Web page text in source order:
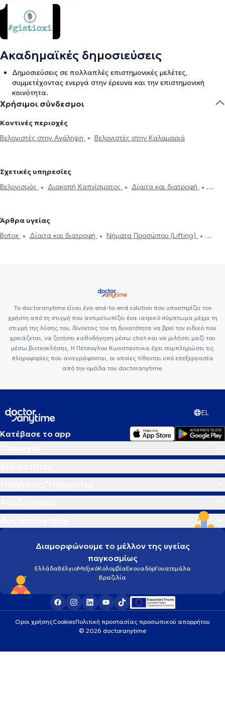
Ακαδημαϊκές δημοσιεύσεις
Δημοσιεύσεις σε πολλαπλές επιστημονικές μελέτες,
συμμετέχοντας ενεργά στην έρευνα και την επιστημονική
κοινότητα.
Χρήσιμοι σύνδεσμοι
Κοντινές περιοχές
Βελονιστές στην Ανάληψη
Βελονιστές στην Καλαμαριά
Σχετικές υπηρεσίες
Βελονισμός
Διακοπή Καπνίσματος
Δίαιτα και διατροφή
Botox
Νήματα Προσώπου (Lifting)
Άρθρα υγείας
Botox
Δίαιτα και διατροφή
Νήματα Προσώπου (Lifting)
Το doctoranytime είναι ένα end-to-end solution που υποστηρίζει τον
χρήστη από τη στιγμή που αντιμετωπίζει ένα ιατρικό σύμπτωμα μέχρι τη
στιγμή της λύσης του, δίνοντας του τη δυνατότητα να βρεί τον ειδικό που
χρειάζεται, να ζητήσει καθοδήγηση μέσω chat και να μιλήσει μαζί του
μέσω βιντεοκλήσης. Η Πετσογλου Κωνσταντινια έχει συμπληρώσει τις
πληροφορίες που αναγράφονται, οι οποίες τίθενται υπό επεξεργασία
από την ομάδα του doctoranytime.
EL
Κατέβασε το app
Διαμορφώνουμε το μέλλον της υγείας
παγκοσμίως
ΕλλάδαΒέλγιοΜεξικόΚολομβίαΕκουαδόρΓουατεμάλα
Βραζιλία
Οροι χρήσηςCookiesΠολιτική προστασίας προσωπικού απορρήτου
© 2026 doctoranytime